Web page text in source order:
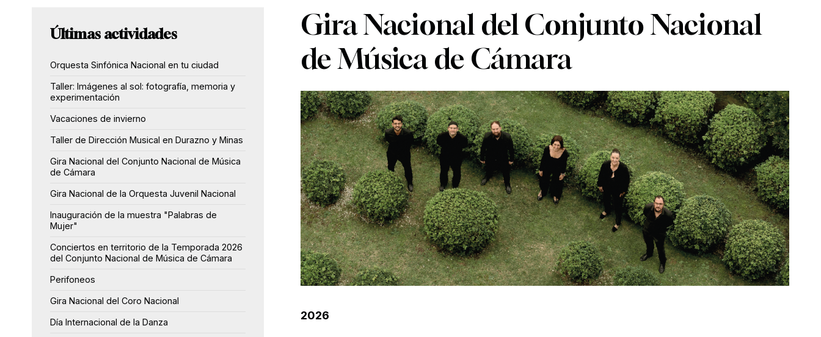
Gira Nacional del Conjunto Nacional
de Música de Cámara
2026
Últimas actividades
Orquesta Sinfónica Nacional en tu ciudad
Taller: Imágenes al sol: fotografía, memoria y
experimentación
Vacaciones de invierno
Taller de Dirección Musical en Durazno y Minas
Gira Nacional del Conjunto Nacional de Música
de Cámara
Gira Nacional de la Orquesta Juvenil Nacional
Inauguración de la muestra "Palabras de
Mujer"
Conciertos en territorio de la Temporada 2026
del Conjunto Nacional de Música de Cámara
Perifoneos
Gira Nacional del Coro Nacional
Día Internacional de la Danza